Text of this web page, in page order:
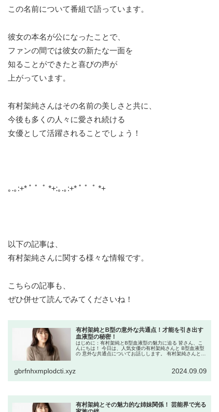
この名前について番組で語っています。
彼女の本名が公になったことで、
ファンの間では彼女の新たな一面を
知ることができたと喜びの声が
上がっています。
有村架純さんはその名前の美しさと共に、
今後も多くの人々に愛され続ける
女優として活躍されることでしょう！
｡.｡:+* ﾟ ゜ﾟ *+:｡.｡:+* ﾟ ゜ﾟ *+
以下の記事は、
有村架純さんに関する様々な情報です。
こちらの記事も、
ぜひ併せて読んでみてくださいね！
有村架純とB型の意外な共通点！才能を引き出す
血液型の秘密！
はじめに：有村架純とB型血液型の魅力に迫る 皆さん、こ
んにちは！ 今日は、人気女優の有村架純さんと B型血液型
の 意外な共通点についてお話しします。 有村架純さんとい
gbrfnhxmplodcti.xyz 2024.09.09
有村架純とその魅力的な姉妹関係！ 芸能界で光る